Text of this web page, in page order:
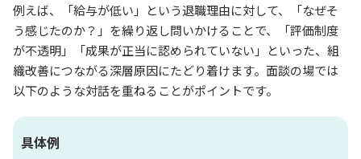
例えば、「給与が低い」という退職理由に対して、「なぜそ
う感じたのか？」を繰り返し問いかけることで、「評価制度
が不透明」「成果が正当に認められていない」といった、組
織改善につながる深層原因にたどり着けます。面談の場では
以下のような対話を重ねることがポイントです。
具体例